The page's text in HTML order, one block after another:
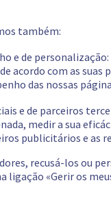
também:
e de
acordo com as
das nossas
e de parceiros
medir a sua
publicitários e as
recusá-los ou
«Gerir os